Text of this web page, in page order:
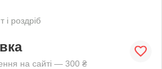
і роздріб
на сайті — 300 ₴